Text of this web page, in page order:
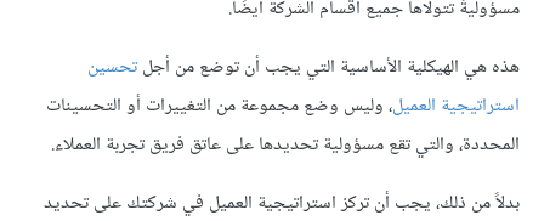
مسؤوليةً تتولاها جميع أقسام الشركة أيضًا.
هذه هي الهيكلية الأساسية التي يجب أن توضع من أجلتحسين
استراتيجية العميل، وليس وضع مجموعة من التغييرات أو التحسينات
المحددة، والتي تقع مسؤولية تحديدها على عاتق فريق تجربة العملاء.
بدلاً من ذلك، يجب أن تركز استراتيجية العميل في شركتك على تحديد